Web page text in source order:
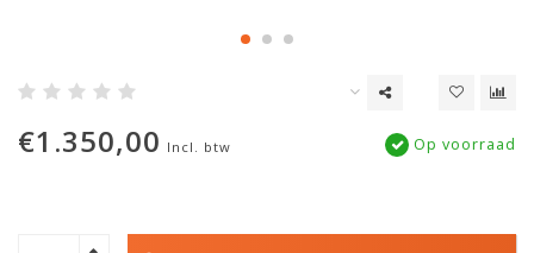
€1.350,00 Incl. btw Op voorraad